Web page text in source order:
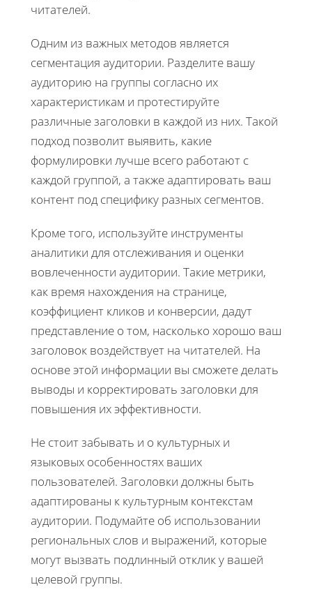
читателей.
Одним из важных методов является
сегментация аудитории. Разделите вашу
аудиторию на группы согласно их
характеристикам и протестируйте
различные заголовки в каждой из них. Такой
подход позволит выявить, какие
формулировки лучше всего работают с
каждой группой, а также адаптировать ваш
контент под специфику разных сегментов.
Кроме того, используйте инструменты
аналитики для отслеживания и оценки
вовлеченности аудитории. Такие метрики,
как время нахождения на странице,
коэффициент кликов и конверсии, дадут
представление о том, насколько хорошо ваш
заголовок воздействует на читателей. На
основе этой информации вы сможете делать
выводы и корректировать заголовки для
повышения их эффективности.
Не стоит забывать и о культурных и
языковых особенностях ваших
пользователей. Заголовки должны быть
адаптированы к культурным контекстам
аудитории. Подумайте об использовании
региональных слов и выражений, которые
могут вызвать подлинный отклик у вашей
целевой группы.